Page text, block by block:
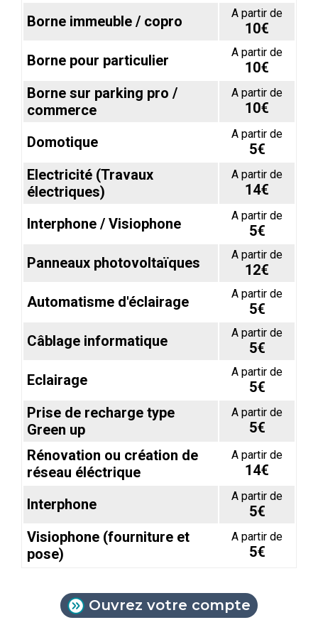
Borne immeuble / copro
A partir de
10€
Borne pour particulier
A partir de
10€
Borne sur parking pro /
commerce
A partir de
10€
Domotique
A partir de
5€
Electricité (Travaux
électriques)
A partir de
14€
Interphone / Visiophone
A partir de
5€
Panneaux photovoltaïques
A partir de
12€
Automatisme d'éclairage
A partir de
5€
Câblage informatique
A partir de
5€
Eclairage
A partir de
5€
Prise de recharge type
Green up
A partir de
5€
Rénovation ou création de
réseau éléctrique
A partir de
14€
Interphone
A partir de
5€
Visiophone (fourniture et
pose)
A partir de
5€
Ouvrez votre compte